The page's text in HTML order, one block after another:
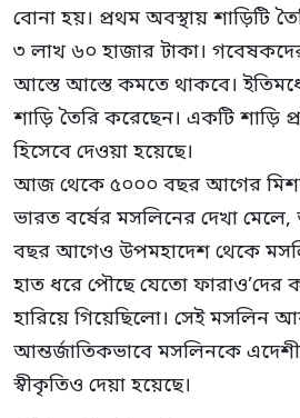
বোনা হয়। প্রথম অবস্থায় শাড়িটি
৩ লাখ ৬০ হাজার টাকা।
আস্তে আস্তে কমতে থাকবে।
শাড়ি তৈরি করেছেন। একটি শাড়ি
হিসেবে দেওয়া হয়েছে।
আজ থেকে ৫০০০ বছর আগের
ভারত বর্ষের মসলিনের দেখা মেলে,
বছর আগেও উপমহাদেশ থেকে
হাত ধরে পৌছে যেতো ফারাও’দের
হারিয়ে গিয়েছিলো। সেই মসলিন
আন্তর্জাতিকভাবে মসলিনকে
স্বীকৃতিও দেয়া হয়েছে।